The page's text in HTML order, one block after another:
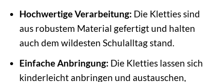
Hochwertige Verarbeitung: Die Kletties sind
aus robustem Material gefertigt und halten
auch dem wildesten Schulalltag stand.
Einfache Anbringung: Die Kletties lassen sich
kinderleicht anbringen und austauschen,